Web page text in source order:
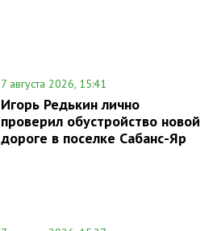
7 августа 2026, 15:41
Игорь Редькин лично
проверил обустройство новой
дороге в поселке Сабанс-Яр